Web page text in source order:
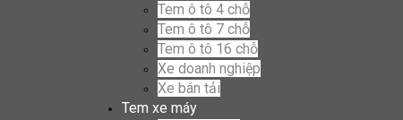
Tem ô tô 4 chỗ
Tem ô tô 7 chỗ
Tem ô tô 16 chỗ
Xe doanh nghiệp
Xe bán tải
Tem xe máy